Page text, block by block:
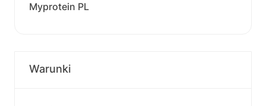
Myprotein PL
Warunki